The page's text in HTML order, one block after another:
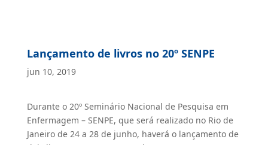
Lançamento de livros no 20º SENPE
jun 10, 2019
Durante o 20º Seminário Nacional de Pesquisa em
Enfermagem – SENPE, que será realizado no Rio de
Janeiro de 24 a 28 de junho, haverá o lançamento de